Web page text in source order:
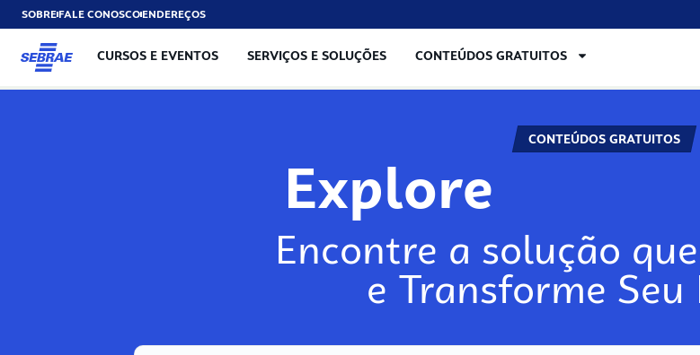
SOBREFALE CONOSCOENDEREÇOS
CURSOS E EVENTOS SERVIÇOS E SOLUÇÕES CONTEÚDOS GRATUITOS
CONTEÚDOS GRATUITOS
Explore
Encontre a solução
e Transforme Seu